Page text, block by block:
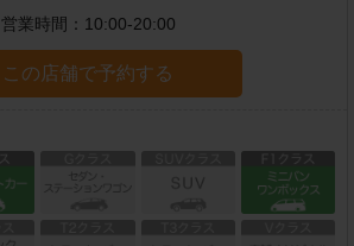
営業時間： 10:00-20:00
この店舗で予約する